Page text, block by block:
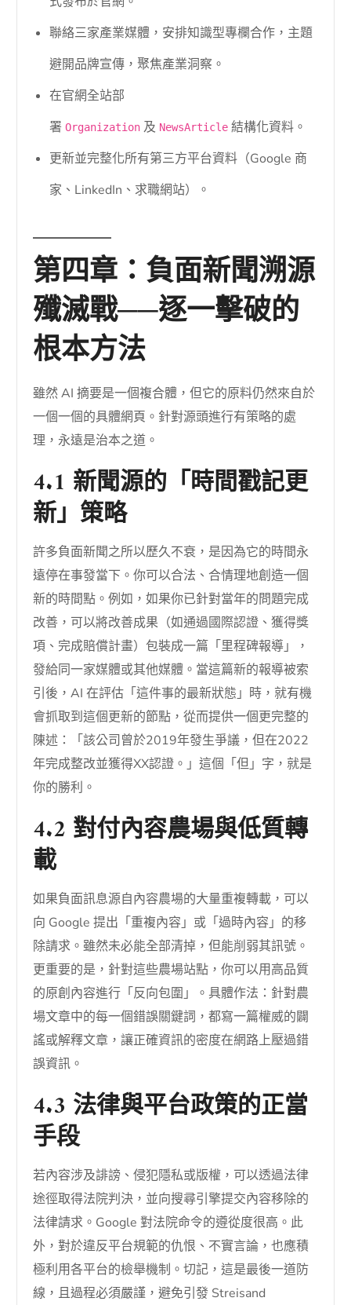
聯絡三家產業媒體，安排知識型專欄合作，主題
避開品牌宣傳，聚焦產業洞察。
在官網全站部
署Organization 及 NewsArticle 結構化資料。
更新並完整化所有第三方平台資料（Google 商
家、LinkedIn、求職網站）。
第四章：負面新聞溯源
殲滅戰──逐一擊破的
根本方法
雖然 AI 摘要是一個複合體，但它的原料仍然來自於
一個一個的具體網頁。針對源頭進行有策略的處
理，永遠是治本之道。
4.1 新聞源的「時間戳記更
新」策略
許多負面新聞之所以歷久不衰，是因為它的時間永
遠停在事發當下。你可以合法、合情理地創造一個
新的時間點。例如，如果你已針對當年的問題完成
改善，可以將改善成果（如通過國際認證、獲得獎
項、完成賠償計畫）包裝成一篇「里程碑報導」，
發給同一家媒體或其他媒體。當這篇新的報導被索
引後，AI 在評估「這件事的最新狀態」時，就有機
會抓取到這個更新的節點，從而提供一個更完整的
陳述：「該公司曾於2019年發生爭議，但在2022
年完成整改並獲得XX認證。」這個「但」字，就是
你的勝利。
4.2 對付內容農場與低質轉
載
如果負面訊息源自內容農場的大量重複轉載，可以
向 Google 提出「重複內容」或「過時內容」的移
除請求。雖然未必能全部清掉，但能削弱其訊號。
更重要的是，針對這些農場站點，你可以用高品質
的原創內容進行「反向包圍」。具體作法：針對農
場文章中的每一個錯誤關鍵詞，都寫一篇權威的闢
謠或解釋文章，讓正確資訊的密度在網路上壓過錯
誤資訊。
4.3 法律與平台政策的正當
手段
若內容涉及誹謗、侵犯隱私或版權，可以透過法律
途徑取得法院判決，並向搜尋引擎提交內容移除的
法律請求。Google 對法院命令的遵從度很高。此
外，對於違反平台規範的仇恨、不實言論，也應積
極利用各平台的檢舉機制。切記，這是最後一道防
線，且過程必須嚴謹，避免引發 Streisand